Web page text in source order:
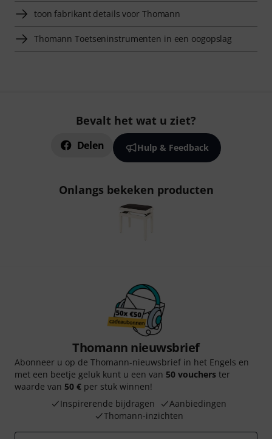
toon fabrikant details voor Thomann
Thomann Toetseninstrumenten in een oogopslag
Bevalt het wat u ziet?
Delen Hulp & Feedback
Onlangs bekeken producten
Thomann nieuwsbrief
Abonneer u op de Thomann-nieuwsbrief in het Engels en
met een beetje geluk kunt u een van 50 vouchers ter
waarde van 50 € per stuk winnen!
Inspirerende bijdragen
Aanbiedingen
Thomann-inzichten